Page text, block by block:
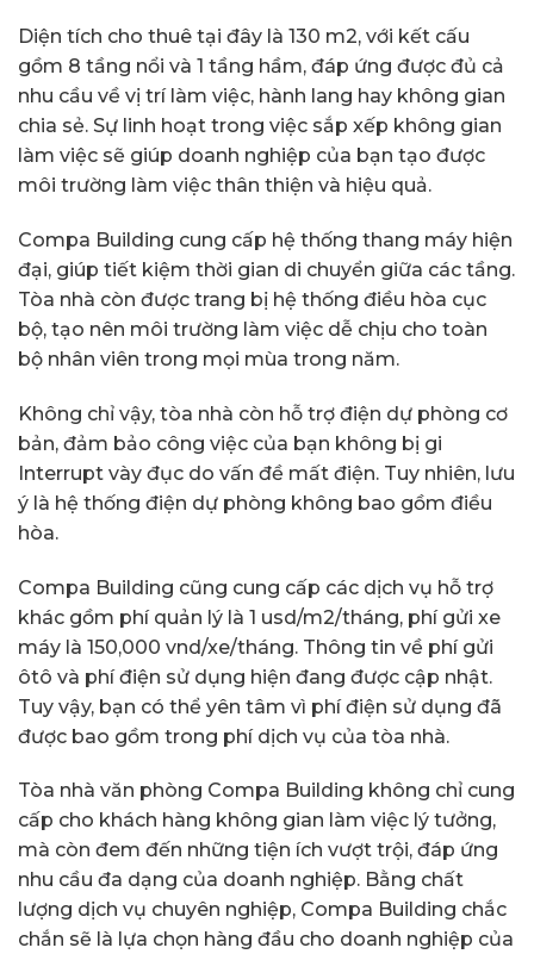
Diện tích cho thuê tại đây là 130 m2, với kết cấu
gồm 8 tầng nổi và 1 tầng hầm, đáp ứng được đủ cả
nhu cầu về vị trí làm việc, hành lang hay không gian
chia sẻ. Sự linh hoạt trong việc sắp xếp không gian
làm việc sẽ giúp doanh nghiệp của bạn tạo được
môi trường làm việc thân thiện và hiệu quả.
Compa Building cung cấp hệ thống thang máy hiện
đại, giúp tiết kiệm thời gian di chuyển giữa các tầng.
Tòa nhà còn được trang bị hệ thống điều hòa cục
bộ, tạo nên môi trường làm việc dễ chịu cho toàn
bộ nhân viên trong mọi mùa trong năm.
Không chỉ vậy, tòa nhà còn hỗ trợ điện dự phòng cơ
bản, đảm bảo công việc của bạn không bị gi
Interrupt vày đục do vấn đề mất điện. Tuy nhiên, lưu
ý là hệ thống điện dự phòng không bao gồm điều
hòa.
Compa Building cũng cung cấp các dịch vụ hỗ trợ
khác gồm phí quản lý là 1 usd/m2/tháng, phí gửi xe
máy là 150,000 vnd/xe/tháng. Thông tin về phí gửi
ôtô và phí điện sử dụng hiện đang được cập nhật.
Tuy vậy, bạn có thể yên tâm vì phí điện sử dụng đã
được bao gồm trong phí dịch vụ của tòa nhà.
Tòa nhà văn phòng Compa Building không chỉ cung
cấp cho khách hàng không gian làm việc lý tưởng,
mà còn đem đến những tiện ích vượt trội, đáp ứng
nhu cầu đa dạng của doanh nghiệp. Bằng chất
lượng dịch vụ chuyên nghiệp, Compa Building chắc
chắn sẽ là lựa chọn hàng đầu cho doanh nghiệp của